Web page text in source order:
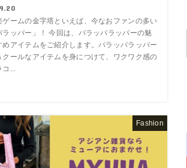
ゲームの金字塔といえば、今なおファンの多い
ラッパー」！ 今回は、パラッパラッパーの魅
めアイテムをご紹介します。パラッパラッパー
クールなアイテムを身につけて、ワクワク感の
...
Fashion